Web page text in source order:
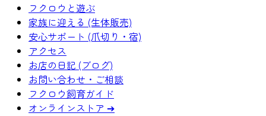
フクロウと遊ぶ
家族に迎える (生体販売)
安心サポート (爪切り・宿)
アクセス
お店の日記 (ブログ)
お問い合わせ・ご相談
フクロウ飼育ガイド
オンラインストア ➔